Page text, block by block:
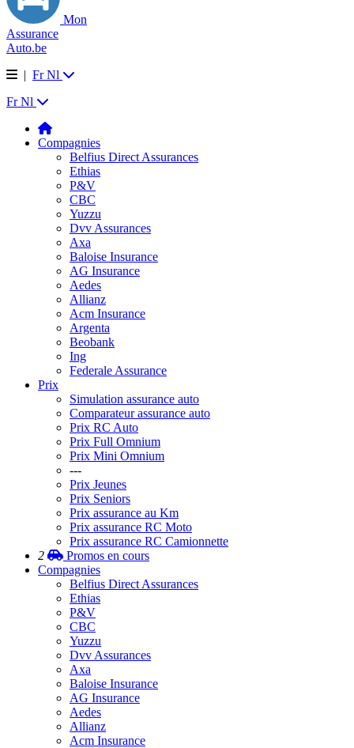
Mon
Assurance
Auto.be
| Fr Nl
Fr Nl
Compagnies
Belfius Direct Assurances
Ethias
P&V
CBC
Yuzzu
Dvv Assurances
Axa
Baloise Insurance
AG Insurance
Aedes
Allianz
Acm Insurance
Argenta
Beobank
Ing
Federale Assurance
Prix
Simulation assurance auto
Comparateur assurance auto
Prix RC Auto
Prix Full Omnium
Prix Mini Omnium
---
Prix Jeunes
Prix Seniors
Prix assurance au Km
Prix assurance RC Moto
Prix assurance RC Camionnette
2
Promos en cours
Compagnies
Belfius Direct Assurances
Ethias
P&V
CBC
Yuzzu
Dvv Assurances
Axa
Baloise Insurance
AG Insurance
Aedes
Allianz
Acm Insurance